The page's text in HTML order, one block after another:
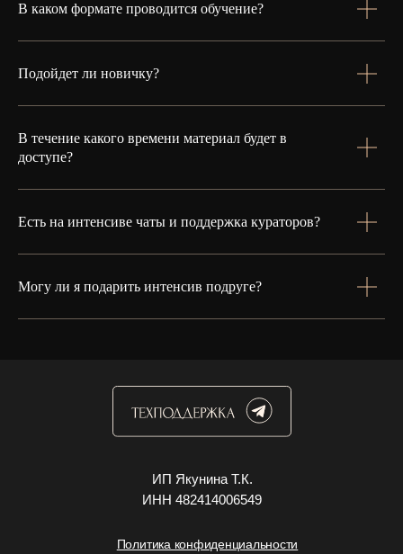
В каком формате проводится обучение?
Подойдет ли новичку?
В течение какого времени материал будет в
доступе?
Есть на интенсиве чаты и поддержка кураторов?
Могу ли я подарить интенсив подруге?
ИП Якунина Т.К.
ИНН 482414006549
Политика конфиденциальности